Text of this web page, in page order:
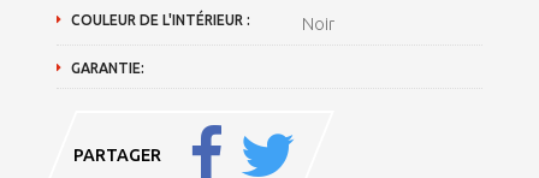
COULEUR DE L'INTÉRIEUR : Noir
GARANTIE:
PARTAGER